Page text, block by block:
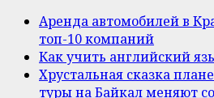
Аренда автомобилей в
топ-10 компаний
Как учить английский
Хрустальная сказка
туры на Байкал меняют